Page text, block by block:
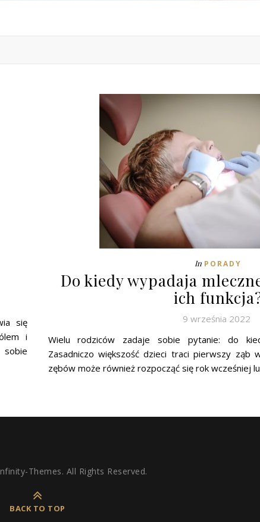
się
i
sobie
In PORADY
Do kiedy wypadaja
ich
9 września 2022
Wielu rodziców zadaje sobie pytanie: do
Zasadniczo większość dzieci traci pierwszy ząb
zębów może również rozpocząć się rok wcześniej
Themes. All Rights Reserved.
BACK TO TOP